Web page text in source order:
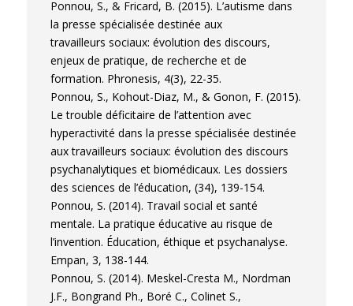
Ponnou, S., & Fricard, B. (2015). L’autisme dans
la presse spécialisée destinée aux
travailleurs sociaux: évolution des discours,
enjeux de pratique, de recherche et de
formation. Phronesis, 4(3), 22-35.
Ponnou, S., Kohout-Diaz, M., & Gonon, F. (2015).
Le trouble déficitaire de l’attention avec
hyperactivité dans la presse spécialisée destinée
aux travailleurs sociaux: évolution des discours
psychanalytiques et biomédicaux. Les dossiers
des sciences de l’éducation, (34), 139-154.
Ponnou, S. (2014). Travail social et santé
mentale. La pratique éducative au risque de
l’invention. Éducation, éthique et psychanalyse.
Empan, 3, 138-144.
Ponnou, S. (2014). Meskel-Cresta M., Nordman
J.F., Bongrand Ph., Boré C., Colinet S.,